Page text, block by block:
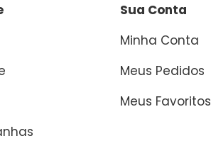
Sua Conta
Minha Conta
Meus Pedidos
Meus Favoritos